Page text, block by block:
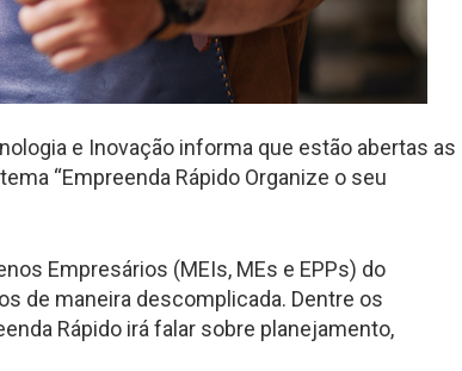
e Inovação informa que estão abertas as
“Empreenda Rápido Organize o seu
Empresários (MEIs, MEs e EPPs) do
de maneira descomplicada. Dentre os
Rápido irá falar sobre planejamento,